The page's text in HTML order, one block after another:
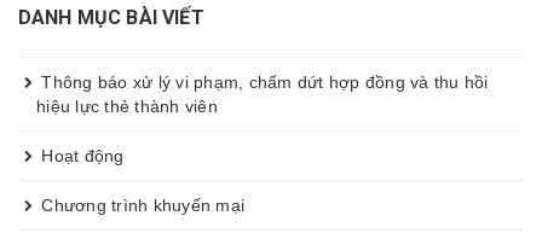
HOÀN THÀNH ĐÀO TẠO CƠ BẢN TRONG 30
DANH MỤC BÀI VIẾT
Thông báo xử lý vi phạm, chấm dứt hợp đồng và thu hồi
hiệu lực thẻ thành viên
Hoạt động
Chương trình khuyến mại